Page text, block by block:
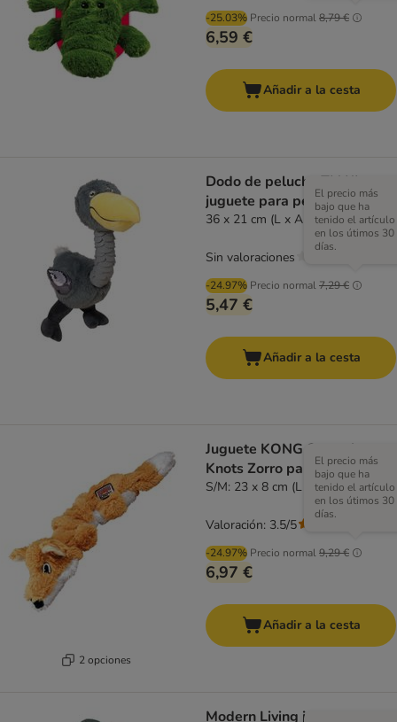
-25.03% Precio normal8,79 €
6,59 €
Añadir a la cesta
Dodo de peluche TIAKI
juguete para perros
36 x 21 cm (L x An)
-24.97% Precio normal7,29 €
El precio más
bajo que ha
tenido el artículo
en los útimos 30
días.
5,47 €
Sin valoraciones
Añadir a la cesta
2 opciones
Juguete KONG Scrunch
Knots Zorro para perros
S/M: 23 x 8 cm (L x An)
-24.97% Precio normal9,29 €
El precio más
bajo que ha
tenido el artículo
en los útimos 30
días.
6,97 €
Valoración: 3.5/5
Añadir a la cesta
Modern Living juguete para